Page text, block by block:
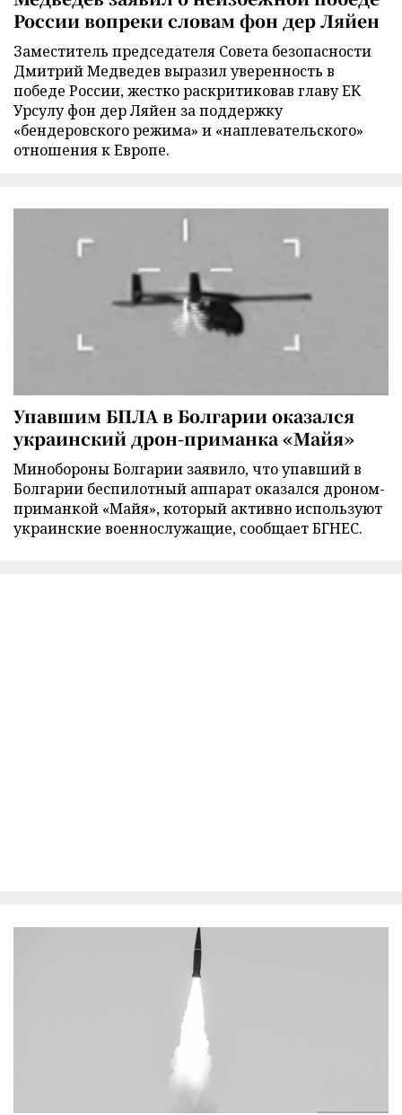
России вопреки словам фон дер Ляйен
Заместитель председателя Совета безопасности
Дмитрий Медведев выразил уверенность в
победе России, жестко раскритиковав главу ЕК
Урсулу фон дер Ляйен за поддержку
«бендеровского режима» и «наплевательского»
отношения к Европе.
Упавшим БПЛА в Болгарии оказался
украинский дрон-приманка «Майя»
Минобороны Болгарии заявило, что упавший в
Болгарии беспилотный аппарат оказался дроном-
приманкой «Майя», который активно используют
украинские военнослужащие, сообщает БГНЕС.